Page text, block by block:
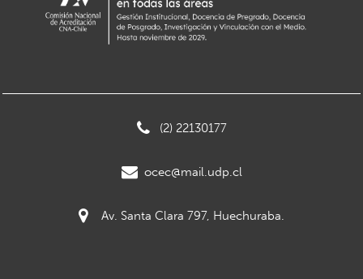
(2) 22130177
ocec@mail.udp.cl
Av. Santa Clara 797, Huechuraba.